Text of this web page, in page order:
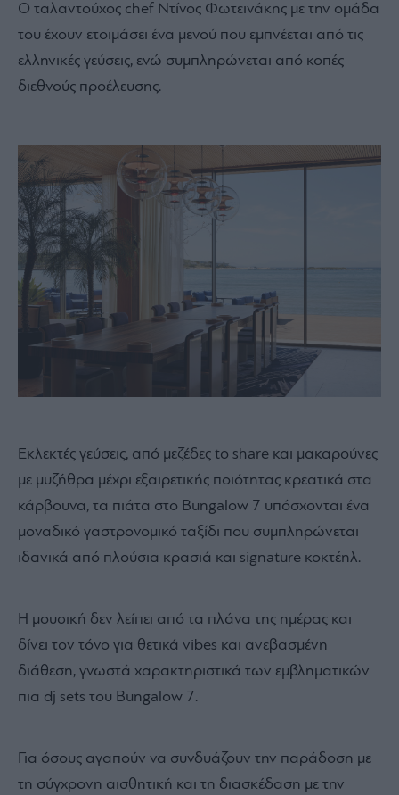
Ο ταλαντούχος chef Ντίνος Φωτεινάκης με την ομάδα
του έχουν ετοιμάσει ένα μενού που εμπνέεται από τις
ελληνικές γεύσεις, ενώ συμπληρώνεται από κοπές
διεθνούς προέλευσης.
Εκλεκτές γεύσεις, από μεζέδες to share και μακαρούνες
με μυζήθρα μέχρι εξαιρετικής ποιότητας κρεατικά στα
κάρβουνα, τα πιάτα στο Bungalow 7 υπόσχονται ένα
μοναδικό γαστρονομικό ταξίδι που συμπληρώνεται
ιδανικά από πλούσια κρασιά και signature κοκτέηλ.
Η μουσική δεν λείπει από τα πλάνα της ημέρας και
δίνει τον τόνο για θετικά vibes και ανεβασμένη
διάθεση, γνωστά χαρακτηριστικά των εμβληματικών
πια dj sets του Bungalow 7.
Για όσους αγαπούν να συνδυάζουν την παράδοση με
τη σύγχρονη αισθητική και τη διασκέδαση με την